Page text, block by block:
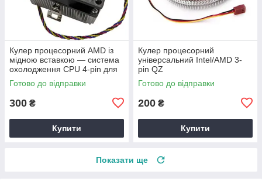
Кулер процесорний AMD із
мідною вставкою — система
охолодження CPU 4-pin для
ПК
Готово до відправки
300 ₴
Купити
Кулер процесорний
універсальний Intel/AMD 3-
pin QZ
Готово до відправки
200 ₴
Купити
Показати ще